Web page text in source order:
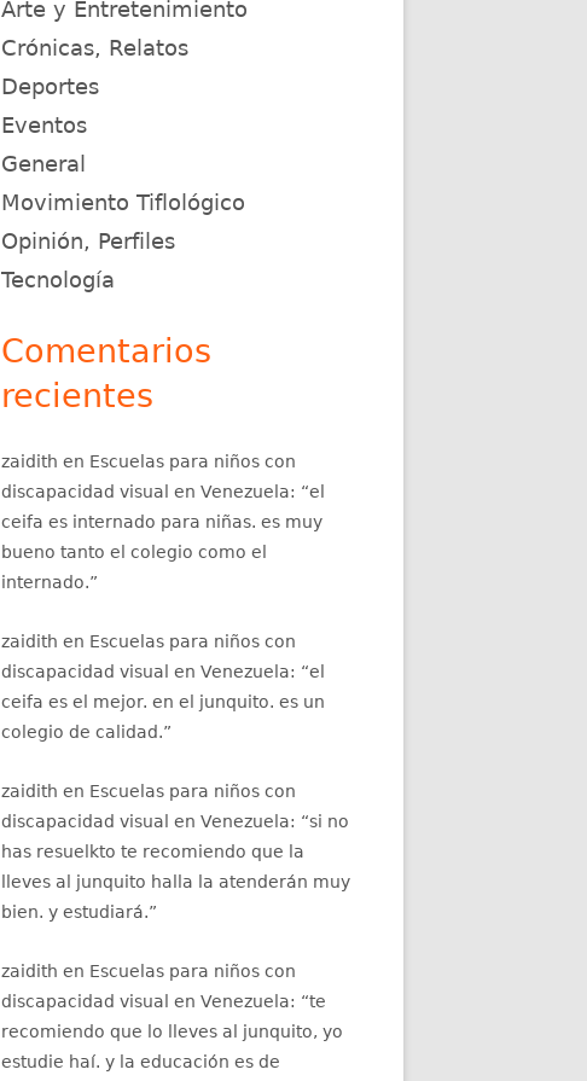
Arte y Entretenimiento
Crónicas, Relatos
Deportes
Eventos
General
Movimiento Tiflológico
Opinión, Perfiles
Tecnología
Comentarios
recientes
zaidith en Escuelas para niños con
discapacidad visual en Venezuela: “el
ceifa es internado para niñas. es muy
bueno tanto el colegio como el
internado.”
zaidith en Escuelas para niños con
discapacidad visual en Venezuela: “el
ceifa es el mejor. en el junquito. es un
colegio de calidad.”
zaidith en Escuelas para niños con
discapacidad visual en Venezuela: “si no
has resuelkto te recomiendo que la
lleves al junquito halla la atenderán muy
bien. y estudiará.”
zaidith en Escuelas para niños con
discapacidad visual en Venezuela: “te
recomiendo que lo lleves al junquito, yo
estudie haí. y la educación es de